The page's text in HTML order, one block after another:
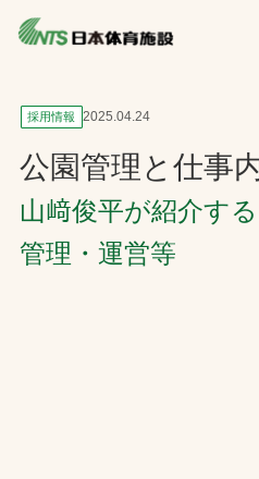
採用情報 2025.04.24
公園管理と仕事
山﨑俊平が紹介す
管理・運営等